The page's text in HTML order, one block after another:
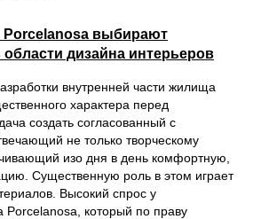
Porcelanosa выбирают
дизайна интерьеров
внутренней части жилища
характера перед
создать согласованный с
не только творческому
изо дня в день комфортную,
Существенную роль в этом играет
Высокий спрос у
Porcelanosa, который по праву